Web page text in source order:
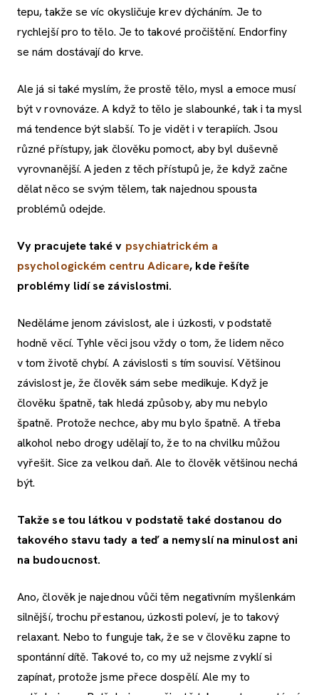
tepu, takže se víc okysličuje krev dýcháním. Je to
rychlejší pro to tělo. Je to takové pročištění. Endorfiny
se nám dostávají do krve.
Ale já si také myslím, že prostě tělo, mysl a emoce musí
být v rovnováze. A když to tělo je slabounké, tak i ta mysl
má tendence být slabší. To je vidět i v terapiích. Jsou
různé přístupy, jak člověku pomoct, aby byl duševně
vyrovnanější. A jeden z těch přístupů je, že když začne
dělat něco se svým tělem, tak najednou spousta
problémů odejde.
Vy pracujete také v psychiatrickém a
psychologickém centru Adicare, kde řešíte
problémy lidí se závislostmi.
Neděláme jenom závislost, ale i úzkosti, v podstatě
hodně věcí. Tyhle věci jsou vždy o tom, že lidem něco
v tom životě chybí. A závislosti s tím souvisí. Většinou
závislost je, že člověk sám sebe medikuje. Když je
člověku špatně, tak hledá způsoby, aby mu nebylo
špatně. Protože nechce, aby mu bylo špatně. A třeba
alkohol nebo drogy udělají to, že to na chvilku můžou
vyřešit. Sice za velkou daň. Ale to člověk většinou nechá
být.
Takže se tou látkou v podstatě také dostanou do
takového stavu tady a teď a nemyslí na minulost ani
na budoucnost.
Ano, člověk je najednou vůči těm negativním myšlenkám
silnější, trochu přestanou, úzkosti poleví, je to takový
relaxant. Nebo to funguje tak, že se v člověku zapne to
spontánní dítě. Takové to, co my už nejsme zvyklí si
zapínat, protože jsme přece dospělí. Ale my to